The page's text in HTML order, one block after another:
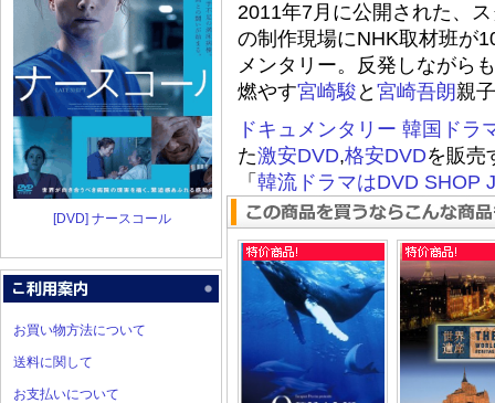
[DVD] ナースコール
お買い物方法について
送料に関して
お支払いについて
2011年7月に公開された、
の制作現場にNHK取材班が
メンタリー。反発しながら
燃やす宮崎駿 と 宮崎吾朗親
ドキュメンタリー 韓国ドラ
た激安DVD,格安DVDを販売
「 韓流ドラマはDVD SHOP